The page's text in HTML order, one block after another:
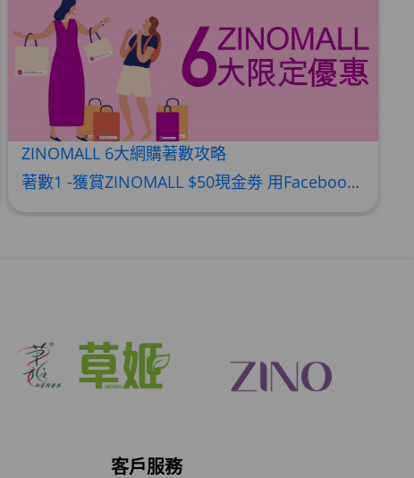
ZINOMALL 6大網購著數攻略
著數1 -獲賞ZINOMALL $50現金劵 用Facebook或Email 成功登記做ZINOMALL網購會員，$50現金劵會自動加入閣下ZINOMALL的賬戶，單次購物滿$350，網上付款時即可使用$50優惠劵，只可使用一次。 著數2- 新會員購物滿$680(折實)即減$80, 再送豐富迎新禮物 【迎新禮物優惠劵】會自動加入閣下ZINOMALL的賬戶，新會員單次購物滿$680(折實)，網上付款時使用優惠劵，即減$80及送神秘迎新禮物。 著數3- 新會員購物滿$1088(折實)即減$150, 再送
客戶服務